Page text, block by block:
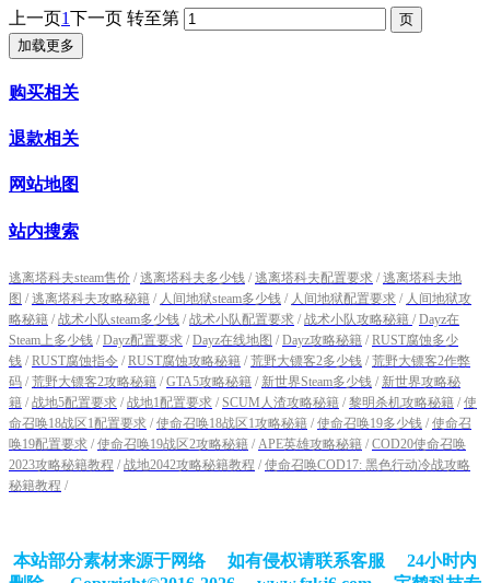
上一页1下一页 转至第
加载更多
购买相关
退款相关
网站地图
站内搜索
逃离塔科夫steam售价 / 逃离塔科夫多少钱 / 逃离塔科夫配置要求 / 逃离塔科夫地
图 / 逃离塔科夫攻略秘籍 / 人间地狱steam多少钱 / 人间地狱配置要求 / 人间地狱攻
略秘籍 / 战术小队steam多少钱 / 战术小队配置要求 / 战术小队攻略秘籍 / Dayz在
Steam上多少钱 / Dayz配置要求 / Dayz在线地图 / Dayz攻略秘籍 / RUST腐蚀多少
钱 / RUST腐蚀指令 / RUST腐蚀攻略秘籍 / 荒野大镖客2多少钱 / 荒野大镖客2作弊
码 / 荒野大镖客2攻略秘籍 / GTA5攻略秘籍 / 新世界Steam多少钱 / 新世界攻略秘
籍 / 战地5配置要求 / 战地1配置要求 / SCUM人渣攻略秘籍 / 黎明杀机攻略秘籍 / 使
命召唤18战区1配置要求 / 使命召唤18战区1攻略秘籍 / 使命召唤19多少钱 / 使命召
唤19配置要求 / 使命召唤19战区2攻略秘籍 / APE英雄攻略秘籍 / COD20使命召唤
2023攻略秘籍教程 / 战地2042攻略秘籍教程 / 使命召唤COD17: 黑色行动冷战攻略
秘籍教程 /
本站部分素材来源于网络 如有侵权请联系客服 24小时内